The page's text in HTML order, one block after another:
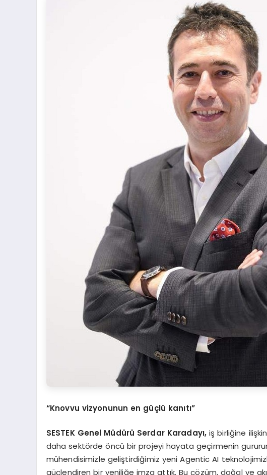
“Knovvu vizyonunun en güçlü kanıtı”
SESTEK Genel Müdürü Serdar Karadayı, iş birliğine
daha sektörde öncü bir projeyi hayata geçirmenin
mühendisimizle geliştirdiğimiz yeni Agentic AI
güçlendiren bir yeniliğe imza attık. Bu çözüm, doğal ve